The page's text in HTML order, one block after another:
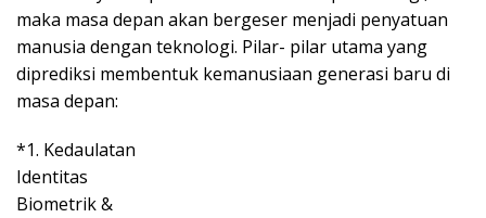
maka masa depan akan bergeser menjadi penyatuan
manusia dengan teknologi. Pilar- pilar utama yang
diprediksi membentuk kemanusiaan generasi baru di
masa depan:
*1. Kedaulatan
Identitas
Biometrik &